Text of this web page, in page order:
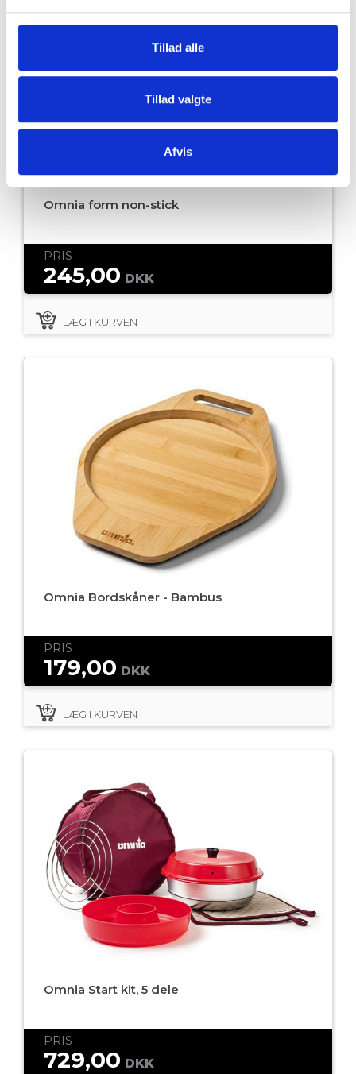
Tillad alle
Tillad valgte
Afvis
Omnia form non-stick
PRIS
245,00 DKK
LÆG I KURVEN
Omnia Bordskåner - Bambus
PRIS
179,00 DKK
LÆG I KURVEN
Omnia Start kit, 5 dele
PRIS
729,00 DKK